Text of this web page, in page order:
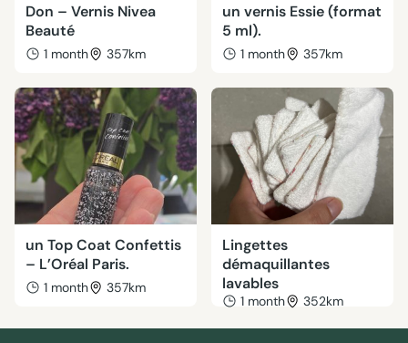
Don – Vernis Nivea
Beauté
1 month 357km
un vernis Essie (format
5 ml).
1 month 357km
un Top Coat Confettis
– L’Oréal Paris.
1 month 357km
Lingettes
démaquillantes
lavables
1 month 352km